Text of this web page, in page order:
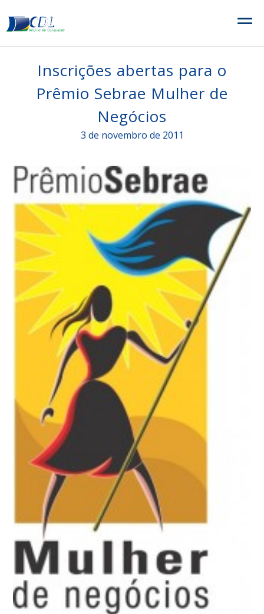
to
content
Inscrições abertas para o
Prêmio Sebrae Mulher de
Negócios
3 de novembro de 2011